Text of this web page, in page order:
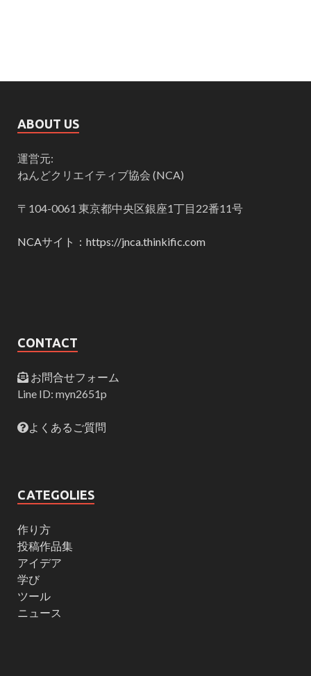
ABOUT US
運営元:
ねんどクリエイティブ協会 (NCA)
〒104-0061 東京都中央区銀座1丁目22番11号
NCAサイト：https://jnca.thinkific.com
CONTACT
お問合せフォーム
Line ID: myn2651p
よくあるご質問
CATEGOLIES
作り方
投稿作品集
アイデア
学び
ツール
ニュース